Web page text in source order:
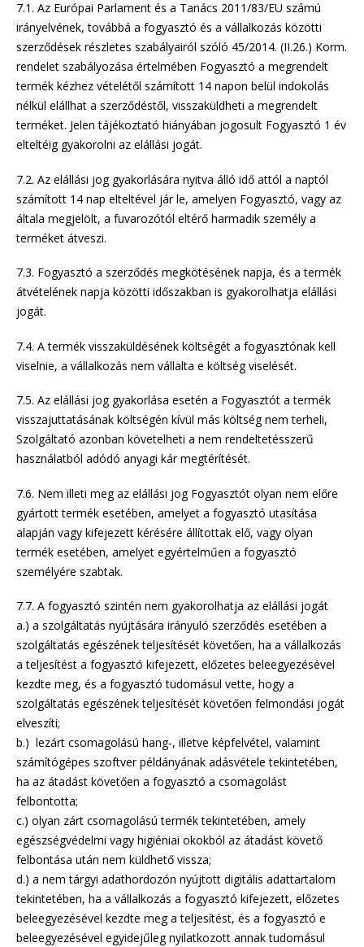
7.1. Az Európai Parlament és a Tanács 2011/83/EU számú
irányelvének, továbbá a fogyasztó és a vállalkozás közötti
szerződések részletes szabályairól szóló 45/2014. (II.26.) Korm.
rendelet szabályozása értelmében Fogyasztó a megrendelt
termék kézhez vételétől számított 14 napon belül indokolás
nélkül elállhat a szerződéstől, visszaküldheti a megrendelt
terméket. Jelen tájékoztató hiányában jogosult Fogyasztó 1 év
elteltéig gyakorolni az elállási jogát.
7.2. Az elállási jog gyakorlására nyitva álló idő attól a naptól
számított 14 nap elteltével jár le, amelyen Fogyasztó, vagy az
általa megjelölt, a fuvarozótól eltérő harmadik személy a
terméket átveszi.
7.3. Fogyasztó a szerződés megkötésének napja, és a termék
átvételének napja közötti időszakban is gyakorolhatja elállási
jogát.
7.4. A termék visszaküldésének költségét a fogyasztónak kell
viselnie, a vállalkozás nem vállalta e költség viselését.
7.5. Az elállási jog gyakorlása esetén a Fogyasztót a termék
visszajuttatásának költségén kívül más költség nem terheli,
Szolgáltató azonban követelheti a nem rendeltetésszerű
használatból adódó anyagi kár megtérítését.
7.6. Nem illeti meg az elállási jog Fogyasztót olyan nem előre
gyártott termék esetében, amelyet a fogyasztó utasítása
alapján vagy kifejezett kérésére állítottak elő, vagy olyan
termék esetében, amelyet egyértelműen a fogyasztó
személyére szabtak.
7.7. A fogyasztó szintén nem gyakorolhatja az elállási jogát
a.) a szolgáltatás nyújtására irányuló szerződés esetében a
szolgáltatás egészének teljesítését követően, ha a vállalkozás
a teljesítést a fogyasztó kifejezett, előzetes beleegyezésével
kezdte meg, és a fogyasztó tudomásul vette, hogy a
szolgáltatás egészének teljesítését követően felmondási jogát
elveszíti;
b.) lezárt csomagolású hang-, illetve képfelvétel, valamint
számítógépes szoftver példányának adásvétele tekintetében,
ha az átadást követően a fogyasztó a csomagolást
felbontotta;
c.) olyan zárt csomagolású termék tekintetében, amely
egészségvédelmi vagy higiéniai okokból az átadást követő
felbontása után nem küldhető vissza;
d.) a nem tárgyi adathordozón nyújtott digitális adattartalom
tekintetében, ha a vállalkozás a fogyasztó kifejezett, előzetes
beleegyezésével kezdte meg a teljesítést, és a fogyasztó e
beleegyezésével egyidejűleg nyilatkozott annak tudomásul